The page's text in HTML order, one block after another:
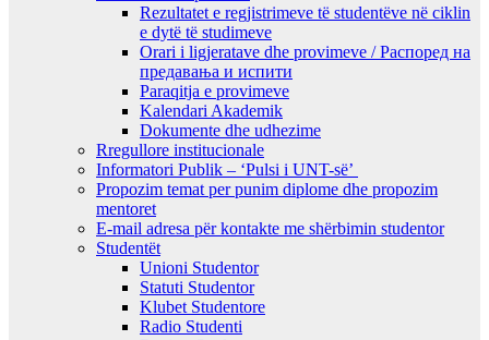
Rezultatet e regjistrimeve të studentëve në ciklin
e dytë të studimeve
Orari i ligjeratave dhe provimeve / Распоред на
предавањa и испити
Paraqitja e provimeve
Kalendari Akademik
Dokumente dhe udhezime
Rregullore institucionale
Informatori Publik – ‘Pulsi i UNT-së’
Propozim temat per punim diplome dhe propozim
mentoret
E-mail adresa për kontakte me shërbimin studentor
Studentët
Unioni Studentor
Statuti Studentor
Klubet Studentore
Radio Studenti